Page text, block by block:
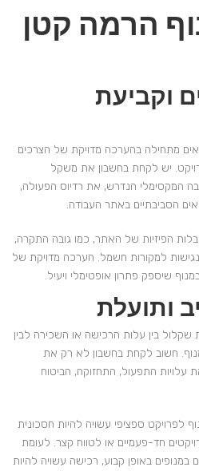
הרמה קטן
וקביעת
מתחילה בהערכה מדויקת של הצרכים
יש לקחת בחשבון את משקל
המקסימלי הנדרש, את רדיוס הפעולה,
הסביבתיים באתר העבודה.
הפיזיות של האתר, כמו גובה התקרה,
למקורות חשמל. הערכה מדויקת של
שיספק פתרון אופטימלי ויעיל.
ותועלת
בין עלות הרכישה או השכירה לבין
חשוב לקחת בחשבון לא רק את
התפעול, התחזוקה, הביטוח
לפרויקט ספציפי עשויה להיות חסכונית
חד-פעמיים או לטווח קצר. לעומת
באופן קבוע, רכישה עשויה להיות